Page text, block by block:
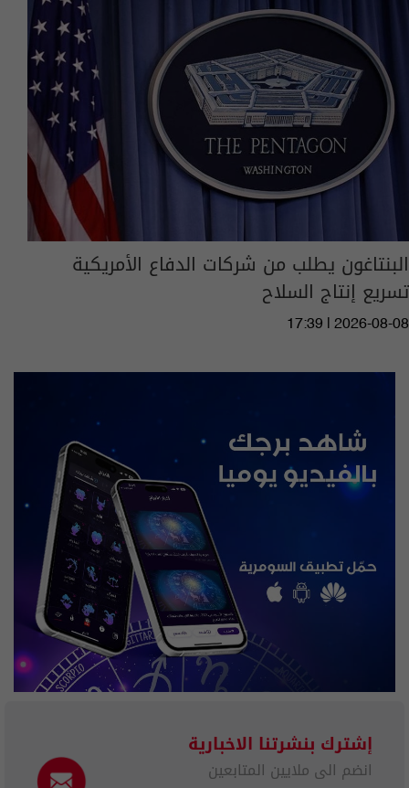
البنتاغون يطلب من شركات الدفاع الأمريكية
تسريع إنتاج السلاح
17:39 | 2026-08-08
إشترك بنشرتنا الاخبارية
انضم الى ملايين المتابعين